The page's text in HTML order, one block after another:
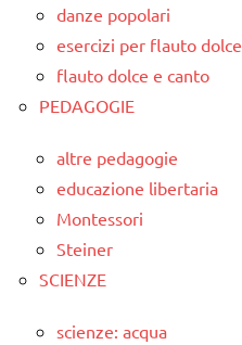
danze popolari
esercizi per flauto dolce
flauto dolce e canto
PEDAGOGIE
altre pedagogie
educazione libertaria
Montessori
Steiner
SCIENZE
scienze: acqua